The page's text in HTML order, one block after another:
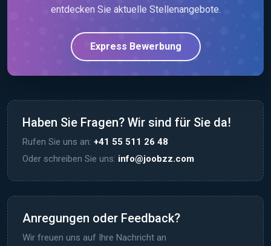
entdecken Sie aktuelle Stellenangebote.
Express Bewerbung
Haben Sie Fragen? Wir sind für Sie da!
Rufen Sie uns an: +41 55 511 26 48
Oder schreiben Sie uns: info@joobzz.com
Anregungen oder Feedback?
Wir freuen uns auf Ihre Nachricht an